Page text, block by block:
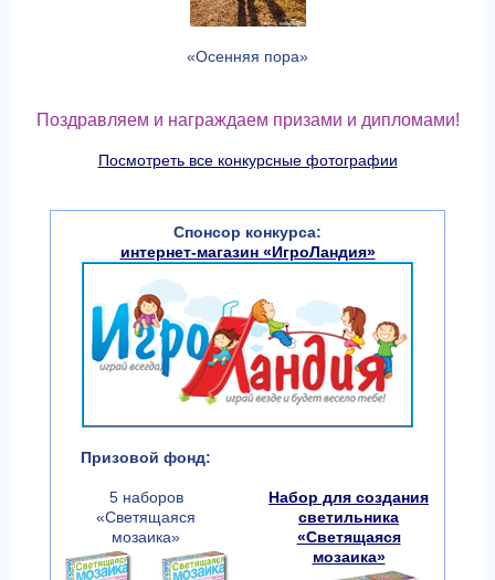
«Осенняя пора»
Поздравляем и награждаем призами и дипломами!
Посмотреть все конкурсные фотографии
Спонсор конкурса:
интернет-магазин «ИгроЛандия»
Призовой фонд:
5 наборов
«Светящаяся
мозаика»
Набор для создания
светильника
«Светящаяся
мозаика»